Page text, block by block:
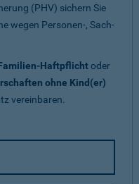
(PHV) sichern Sie
wegen Personen-, Sach-
Haftpflichtoder
ohne Kind(er)
vereinbaren.